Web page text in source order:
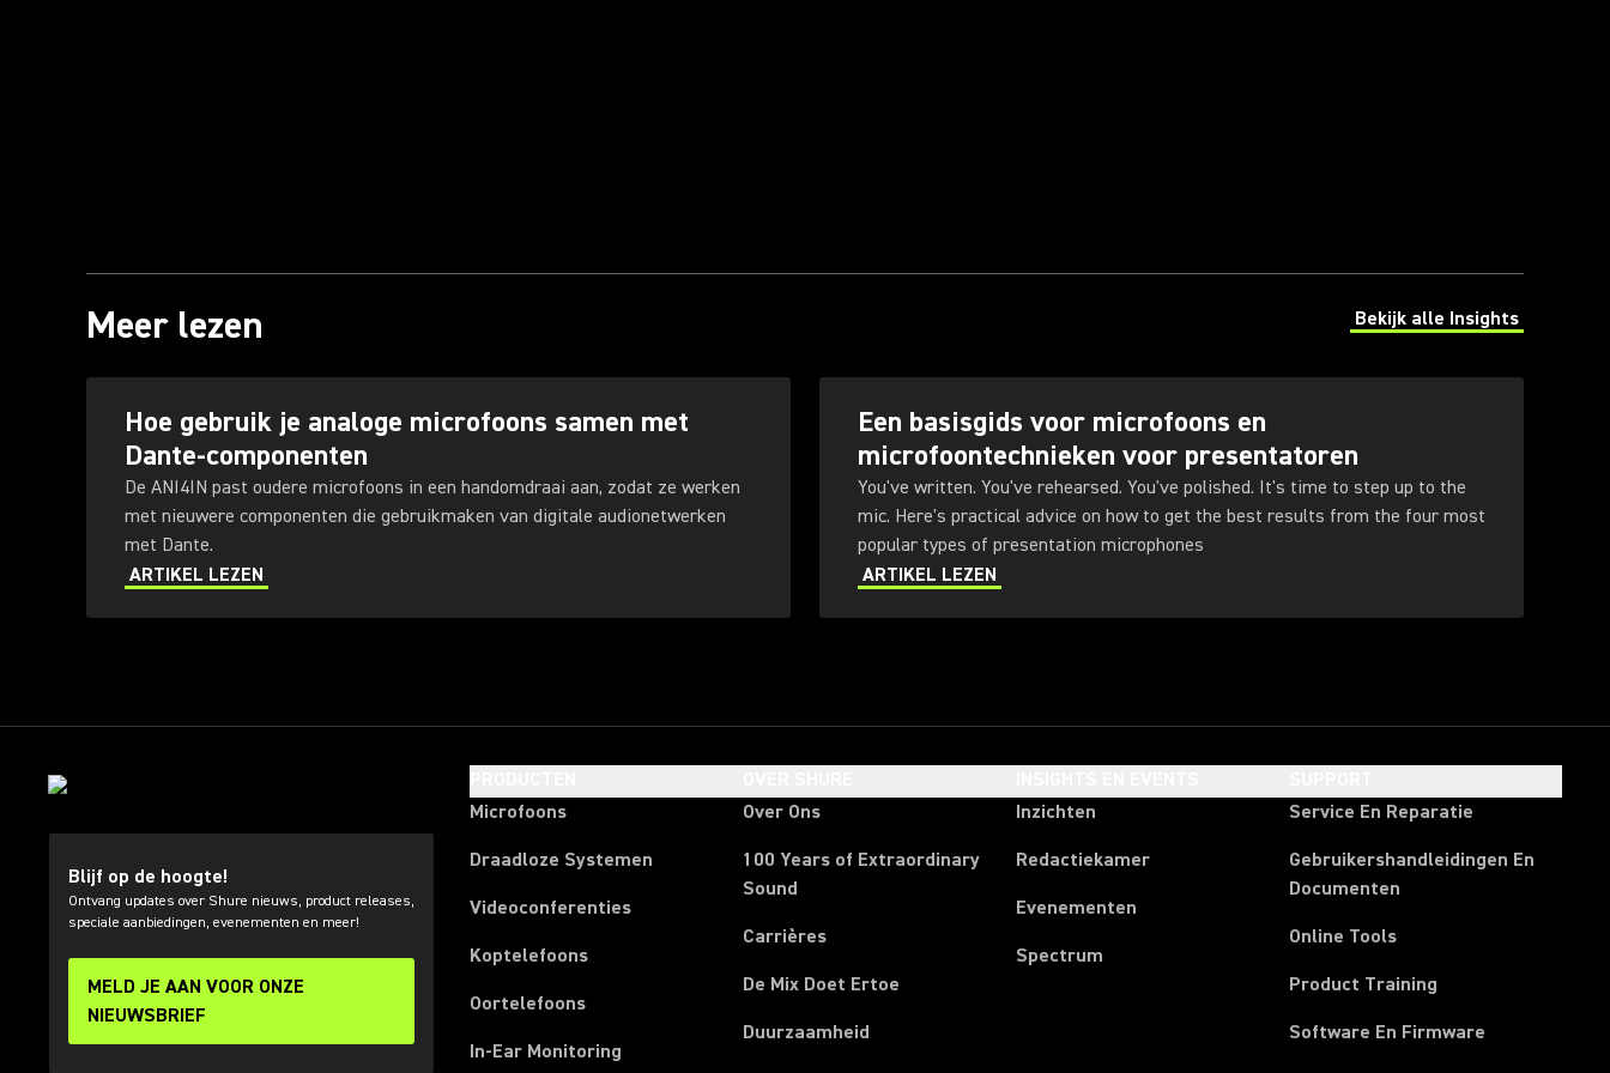
Meer lezen Bekijk alle Insights
(Opens in a new tab)
Hoe gebruik je analoge microfoons samen met
Dante-componenten
De ANI4IN past oudere microfoons in een handomdraai aan, zodat ze werken
met nieuwere componenten die gebruikmaken van digitale audionetwerken
met Dante.
ARTIKEL LEZEN
Een basisgids voor microfoons en
microfoontechnieken voor presentatoren
You've written. You've rehearsed. You've polished. It's time to step up to the
mic. Here's practical advice on how to get the best results from the four most
popular types of presentation microphones
ARTIKEL LEZEN
Blijf op de hoogte!
Ontvang updates over Shure nieuws, product releases,
speciale aanbiedingen, evenementen en meer!
MELD JE AAN VOOR ONZE
NIEUWSBRIEF
Microfoons
Draadloze Systemen
Videoconferenties
Koptelefoons
Oortelefoons
In-Ear Monitoring
Over Ons
100 Years of Extraordinary
Sound
Carrières
De Mix Doet Ertoe
Duurzaamheid
Inzichten
Redactiekamer
Evenementen
Spectrum
Service En Reparatie
Gebruikershandleidingen En
Documenten
Online Tools
Product Training
Software En Firmware